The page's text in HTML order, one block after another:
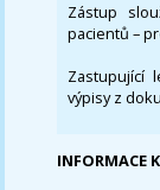
Zástup
pacientů –
Zastupující
výpisy z
INFORMACE